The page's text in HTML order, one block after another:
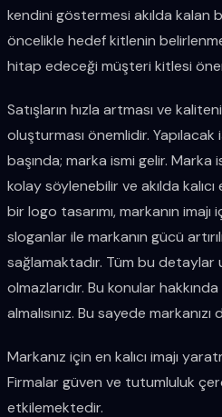
kendini göstermesi akılda kalan
öncelikle hedef kitlenin
hitap edeceği müşteri kitlesi
Satışların hızla artması ve
oluşturması önemlidir.
başında; marka ismi gelir. Marka
kolay söylenebilir ve akılda kalıcı
bir logo tasarımı, markanın
sloganlar ile markanın gücü
sağlamaktadır. Tüm bu detaylar
olmazlarıdır. Bu konular
almalısınız. Bu sayede
Markanız için en kalıcı imajı
Firmalar güven ve tutumluluk
etkilemektedir.